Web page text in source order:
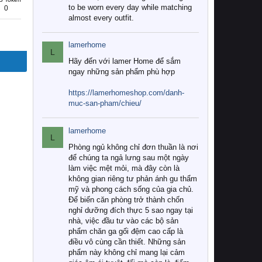
0
to be worn every day while matching
almost every outfit.
L
lamerhome
Hãy đến với lamer Home để sắm
ngay những sản phẩm phù hợp
https://lamerhomeshop.com/danh-
muc-san-pham/chieu/
L
lamerhome
Phòng ngủ không chỉ đơn thuần là nơi
để chúng ta ngả lưng sau một ngày
làm việc mệt mỏi, mà đây còn là
không gian riêng tư phản ánh gu thẩm
mỹ và phong cách sống của gia chủ.
Để biến căn phòng trở thành chốn
nghỉ dưỡng đích thực 5 sao ngay tại
nhà, việc đầu tư vào các bộ sản
phẩm chăn ga gối đệm cao cấp là
điều vô cùng cần thiết. Những sản
phẩm này không chỉ mang lại cảm